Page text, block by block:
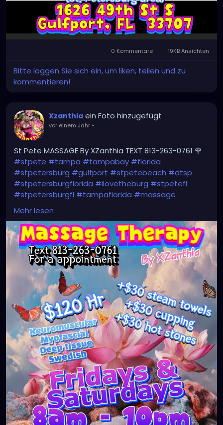
0 Kommentare 19KB Ansichten
Bitte loggen Sie sich ein, um liken, teilen und zu
kommentieren!
Xzanthia ein Foto hinzugefügt
vor einem Jahr-
St Pete MASSAGE By XZanthia TEXT 813-263-0761 🌹
#stpete #tampa #tampabay #florida
#stpetersburg #gulfport #stpetebeach #dtsp
#stpetersburgflorida #ilovetheburg #stpetefl
#stpetersburgfl #tampaflorida #massage
#massagetherapy
#tampafl #downtownstpete
#neuromuscular#largo#igersstpete
#Pinellascounty#ilovestpete#massageTherapist
#instaburg#brandon#palmharbor#Clearwater
Mehr lesen